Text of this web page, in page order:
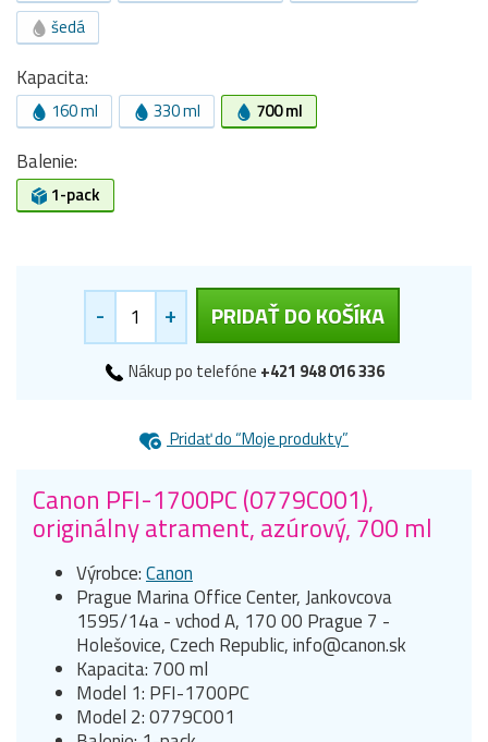
šedá
Kapacita:
160 ml 330 ml 700 ml
Balenie:
1-pack
- + PRIDAŤ DO KOŠÍKA
Nákup po telefóne +421 948 016 336
Pridať do “Moje produkty”
Canon PFI-1700PC (0779C001),
originálny atrament, azúrový, 700 ml
Výrobce:Canon
Prague Marina Office Center, Jankovcova
1595/14a - vchod A, 170 00 Prague 7 -
Holešovice, Czech Republic, info@canon.sk
Kapacita: 700 ml
Model 1: PFI-1700PC
Model 2: 0779C001